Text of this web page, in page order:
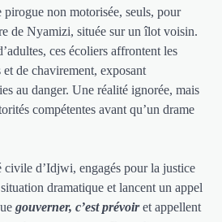
non motorisée, seuls, pour
de Nyamizi, située sur un îlot voisin.
ces écoliers affrontent les
de chavirement, exposant
au danger. Une réalité ignorée, mais
compétentes avant qu’un drame
civile d’Idjwi, engagés pour la justice
dramatique et lancent un appel
gouverner, c’est prévoiret appellent